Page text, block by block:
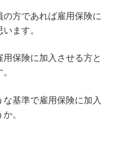
方であれば雇用保険に
ます。
保険に加入させる方と
基準で雇用保険に加入
。